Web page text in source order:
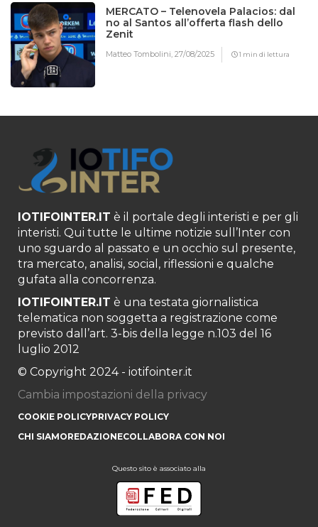
MERCATO – Telenovela Palacios: dal
no al Santos all’offerta flash dello
Zenit
Matteo Tombolini,27/08/2025 1 min di lettura
IOTIFOINTER.IT è il portale degli interisti e per gli
interisti. Qui tutte le ultime notizie sull’Inter con
uno sguardo al passato e un occhio sul presente,
tra mercato, analisi, social, riflessioni e qualche
gufata alla concorrenza.
IOTIFOINTER.IT è una testata giornalistica
telematica non soggetta a registrazione come
previsto dall’art. 3-bis della legge n.103 del 16
luglio 2012
© Copyright 2024 - iotifointer.it
Cambia impostazioni della privacy
COOKIE POLICYPRIVACY POLICY
CHI SIAMOREDAZIONECOLLABORA CON NOI
Questo sito è associato alla